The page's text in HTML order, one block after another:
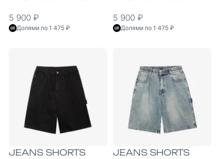
5 900 ₽
Долями по 1 475 ₽
5 900 ₽
Долями по 1 475 ₽
JEANS SHORTS
JEANS SHORTS